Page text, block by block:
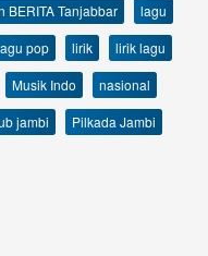
BERITA Tanjabbar
lagu
pop lirik
lirik lagu
Musik Indo
nasional
jambi
Pilkada Jambi